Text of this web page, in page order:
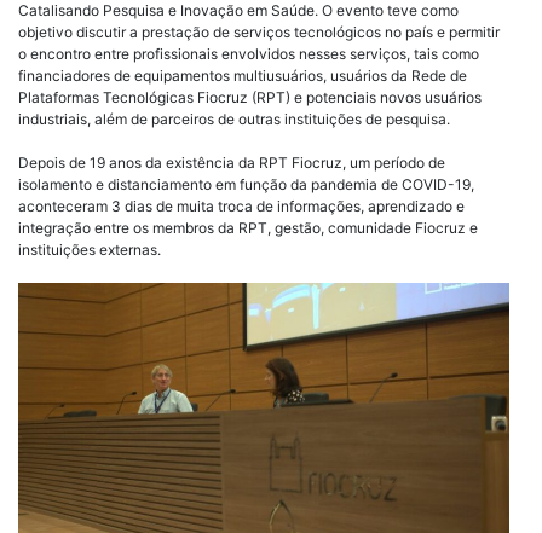
Catalisando Pesquisa e Inovação em Saúde. O evento teve como
objetivo discutir a prestação de serviços tecnológicos no país e permitir
o encontro entre profissionais envolvidos nesses serviços, tais como
financiadores de equipamentos multiusuários, usuários da Rede de
Plataformas Tecnológicas Fiocruz (RPT) e potenciais novos usuários
industriais, além de parceiros de outras instituições de pesquisa.
Depois de 19 anos da existência da RPT Fiocruz, um período de
isolamento e distanciamento em função da pandemia de COVID-19,
aconteceram 3 dias de muita troca de informações, aprendizado e
integração entre os membros da RPT, gestão, comunidade Fiocruz e
instituições externas.